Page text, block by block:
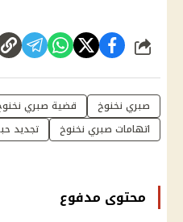
شارك
صبري نخنوخ قضية صبري
اتهامات صبري نخنوخ
تجديد
محتوى مدفوع